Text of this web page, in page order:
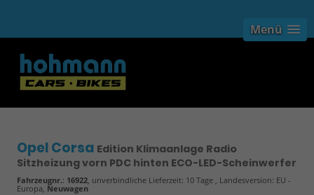
Menü
Opel Corsa Edition Klimaanlage Radio
Sitzheizung vorn PDC hinten ECO-LED-Scheinwerfer
Fahrzeugnr.: 16922, unverbindliche Lieferzeit: 10 Tage , Landesversion: EU -
Europa, Neuwagen